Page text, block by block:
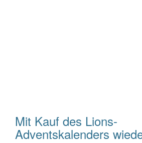
Mit Kauf des Lions-
Adventskalenders